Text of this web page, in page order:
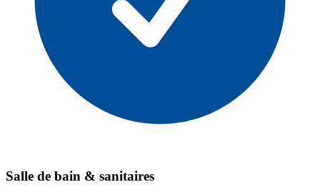
Salle de bain & sanitaires